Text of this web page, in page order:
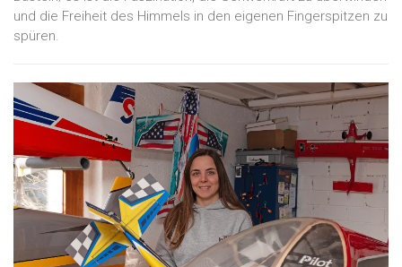
und die Freiheit des Himmels in den eigenen Fingerspitzen zu
spüren.